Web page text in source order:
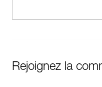
Rejoignez la